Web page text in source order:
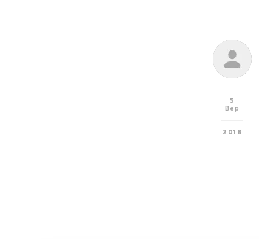
5
Вер
2018